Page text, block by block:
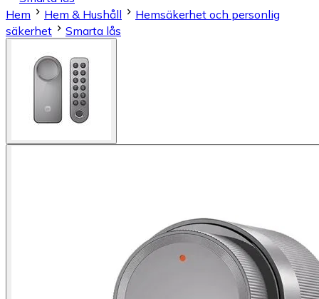
Hem
Hem & Hushåll
Hemsäkerhet och personlig
säkerhet
Smarta lås